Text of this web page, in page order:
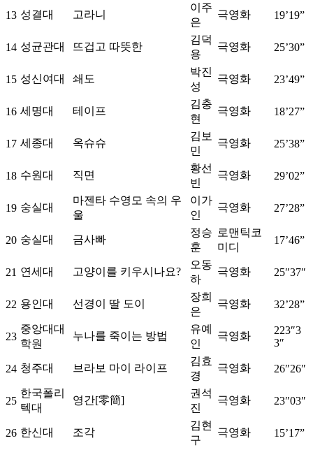
13 성결대 고라니
이주
은
극영화 19’19”
14 성균관대 뜨겁고 따뜻한
김덕
용
극영화 25’30”
15 성신여대 쇄도
박진
성
극영화 23’49”
16 세명대 테이프
김충
현
극영화 18’27”
17 세종대 옥슈슈
김보
민
극영화 25’38”
18 수원대 직면
황선
빈
극영화 29’02”
19 숭실대
마젠타 수영모 속의 우
울
이가
인
극영화 27’28”
20 숭실대 금사빠
정승
훈
로맨틱코
미디
17’46”
21 연세대 고양이를 키우시나요?
오동
하
극영화 25″37″
22 용인대 선경이 딸 도이
장희
은
극영화 32’28”
23
중앙대대
학원
누나를 죽이는 방법
유예
인
극영화
223″3
3″
24 청주대 브라보 마이 라이프
김효
경
극영화 26″26″
25
한국폴리
텍대
영간[零簡]
권석
진
극영화 23″03″
26 한신대 조각
김현
구
극영화 15’17”